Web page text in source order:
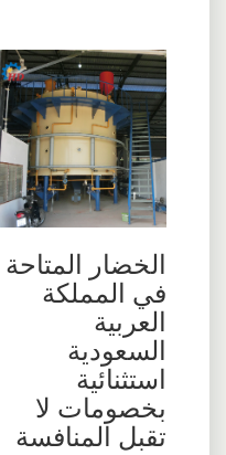
الخضار المتاحة
في المملكة
العربية
السعودية
استثنائية
بخصومات لا
تقبل المنافسة